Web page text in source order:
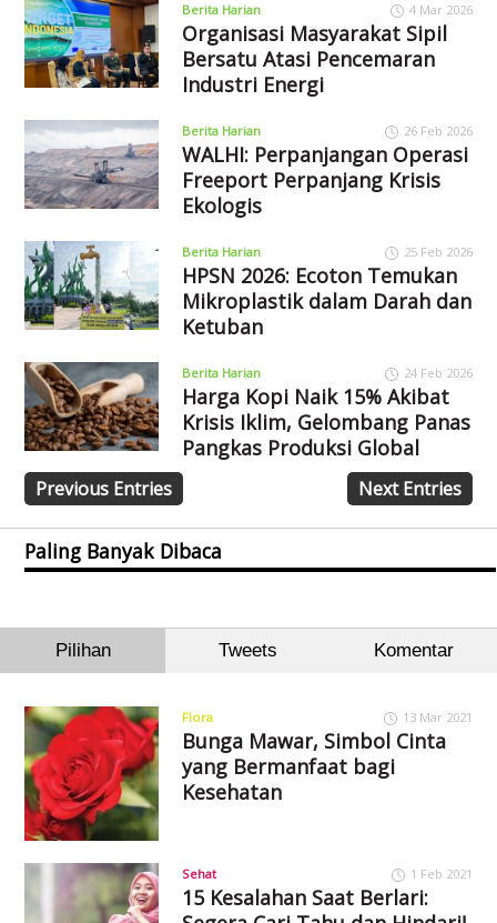
Berita Harian 4 Mar 2026
Organisasi Masyarakat Sipil
Bersatu Atasi Pencemaran
Industri Energi
Berita Harian 26 Feb 2026
WALHI: Perpanjangan Operasi
Freeport Perpanjang Krisis
Ekologis
Berita Harian 25 Feb 2026
HPSN 2026: Ecoton Temukan
Mikroplastik dalam Darah dan
Ketuban
Berita Harian 24 Feb 2026
Harga Kopi Naik 15% Akibat
Krisis Iklim, Gelombang Panas
Pangkas Produksi Global
Previous Entries Next Entries
Paling Banyak Dibaca
Pilihan Tweets Komentar
Flora 13 Mar 2021
Bunga Mawar, Simbol Cinta
yang Bermanfaat bagi
Kesehatan
Sehat 1 Feb 2021
15 Kesalahan Saat Berlari: